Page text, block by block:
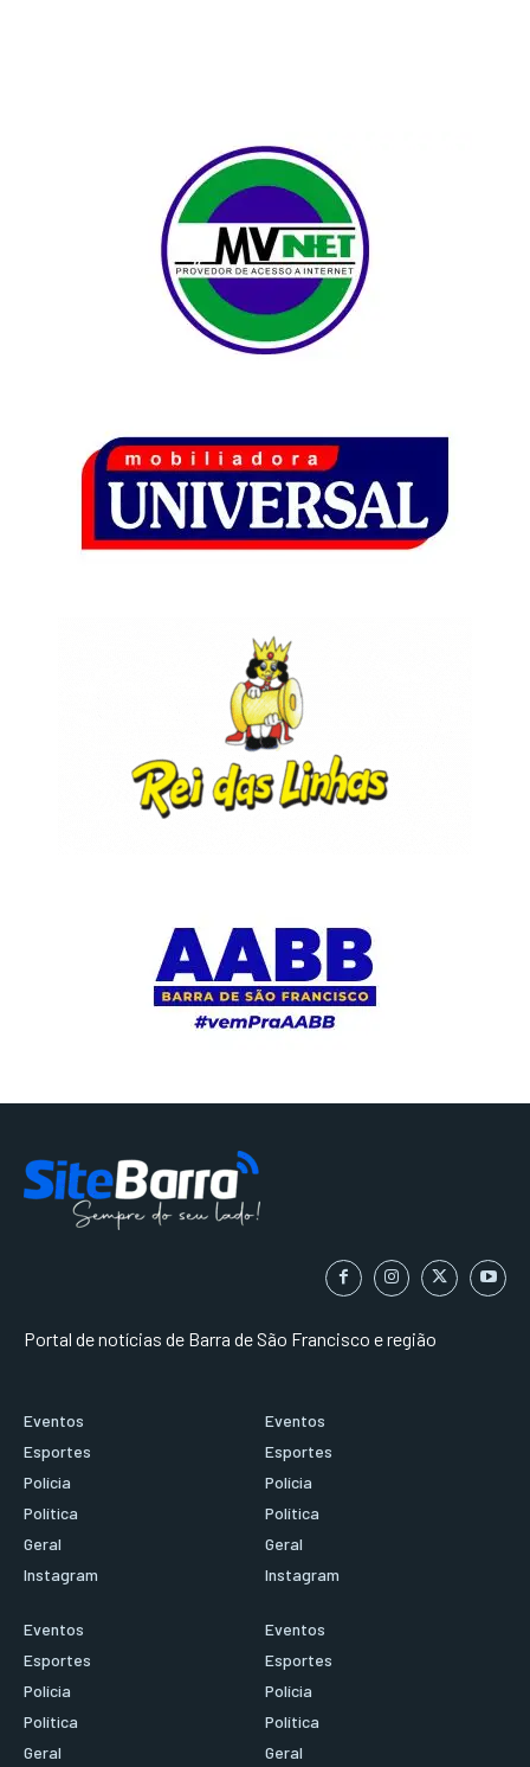
Portal de notícias de Barra de São Francisco e região
Eventos
Esportes
Polícia
Política
Geral
Instagram
Eventos
Esportes
Polícia
Política
Geral
Instagram
Eventos
Esportes
Polícia
Política
Geral
Eventos
Esportes
Polícia
Política
Geral